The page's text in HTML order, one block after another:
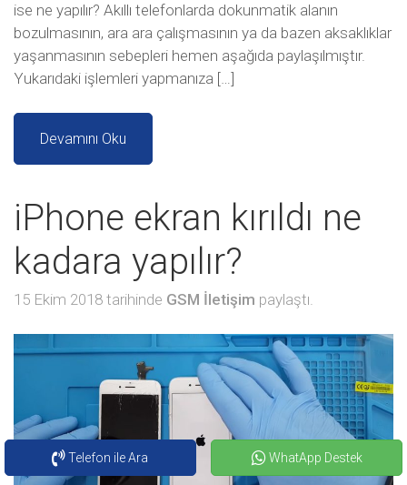
WhatApp Destek
Telefon ile Ara
ise ne yapılır? Akıllı telefonlarda dokunmatik alanın
bozulmasının, ara ara çalışmasının ya da bazen aksaklıklar
yaşanmasının sebepleri hemen aşağıda paylaşılmıştır.
Yukarıdaki işlemleri yapmanıza […]
Devamını Oku
iPhone ekran kırıldı ne
kadara yapılır?
15 Ekim 2018 tarihinde GSM İletişim paylaştı.